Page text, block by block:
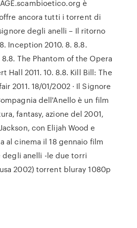
è
ancora tutti i torrent di
degli anelli – Il ritorno
Inception 2010. 8. 8.8.
8.8. The Phantom of the Opera
Hall 2011. 10. 8.8. Kill Bill: The
2011. 18/01/2002 · Il Signore
dell'Anello è un film
fantasy, azione del 2001,
con Elijah Wood e
al cinema il 18 gennaio film
anelli -le due torri
2002) torrent bluray 1080p